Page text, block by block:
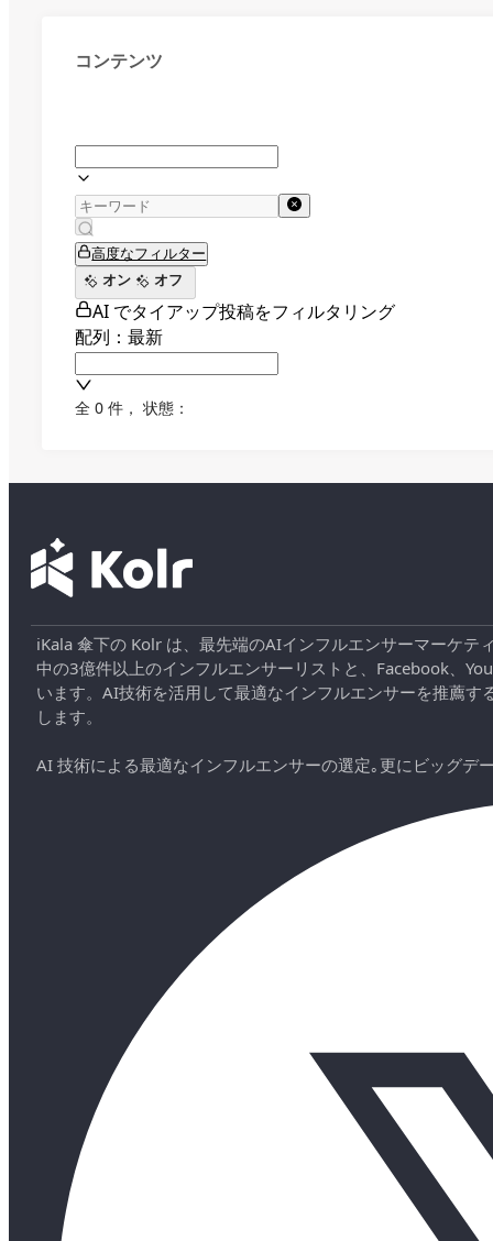
コンテンツ
高度なフィルター
オン
オフ
AI でタイアップ投稿をフィルタリング
配列：最新
全 0 件 ， 状態：
iKala 傘下の Kolr は、最先端のAIインフルエンサーマーケ
中の3億件以上のインフルエンサーリストと、Facebook、
います。AI技術を活用して最適なインフルエンサーを推薦
します。
AI 技術による最適なインフルエンサーの選定｡更にビッグデ